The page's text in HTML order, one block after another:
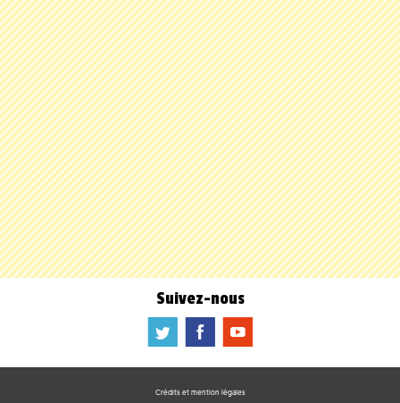
Suivez-nous
a b f
Crédits et mention légales